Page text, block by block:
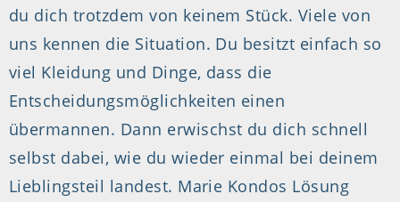
du dich trotzdem von keinem Stück. Viele von
uns kennen die Situation. Du besitzt einfach so
viel Kleidung und Dinge, dass die
Entscheidungsmöglichkeiten einen
übermannen. Dann erwischst du dich schnell
selbst dabei, wie du wieder einmal bei deinem
Lieblingsteil landest. Marie Kondos Lösung